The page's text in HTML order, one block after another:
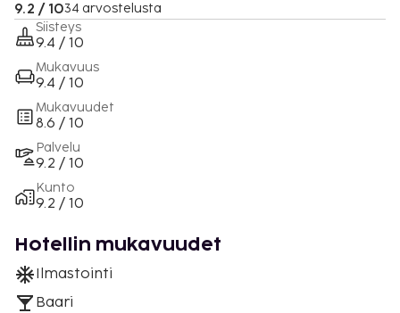
9.2 / 1034 arvostelusta
Siisteys
9.4 / 10
Mukavuus
9.4 / 10
Mukavuudet
8.6 / 10
Palvelu
9.2 / 10
Kunto
9.2 / 10
Hotellin mukavuudet
Ilmastointi
Baari